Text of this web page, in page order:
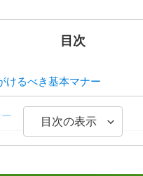
目次
けるべき基本マナー
目次の表示